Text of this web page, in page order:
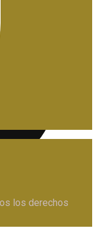
los derechos